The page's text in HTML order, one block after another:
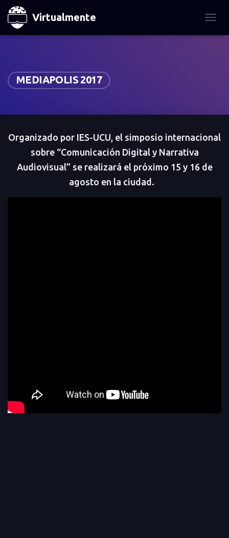
Virtualmente
MEDIAPOLIS 2017
Organizado por IES-UCU, el simposio internacional
sobre “Comunicación Digital y Narrativa
Audiovisual” se realizará el próximo 15 y 16 de
agosto en la ciudad.